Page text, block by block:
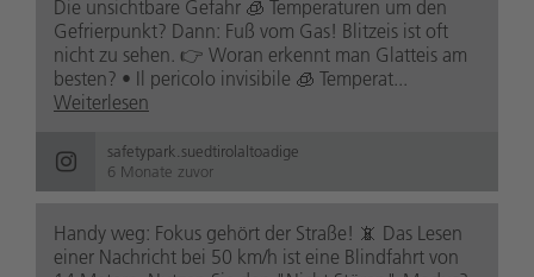
Die unsichtbare Gefahr 🧊 Temperaturen um den
Gefrierpunkt? Dann: Fuß vom Gas! Blitzeis ist oft
nicht zu sehen. 👉 Woran erkennt man Glatteis am
besten? • Il pericolo invisibile 🧊 Temperat...
Weiterlesen
safetypark.suedtirolaltoadige
6 Monate zuvor
Handy weg: Fokus gehört der Straße! 📵 Das Lesen
einer Nachricht bei 50 km/h ist eine Blindfahrt von